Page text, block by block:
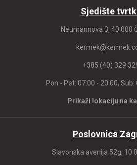
Sjedište
Neumannova 3, 40 000
+385 (40) 329
Pon - Pet: 07:00 - 20:00, Sub:
Prikaži lokaciju na
Poslovnica
Slavonska avenija 52g, 10